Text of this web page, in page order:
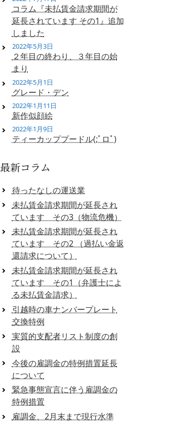
コラム『未払賃金請求期間が
延長されています その1』追加
しました
２年目の終わり、３年目の始
まり
2022年5月3日
グレード・デン
2022年5月1日
新作似顔絵
2022年1月11日
ティーカッププードル(;ﾟロﾟ)
2022年1月9日
最新コラム
待ったなしの運送業
未払賃金請求期間が延長され
ています その3（物流危機）
未払賃金請求期間が延長され
ています その2 （過払い金返
還請求について）
未払賃金請求期間が延長され
ています その1（弁護士によ
る未払賃金請求）
引越時の車ナンバープレート
交換特例
実質的支配者リスト制度の創
設
今後の雇調金の特例措置延長
について
緊急事態宣言に伴う雇調金の
特例措置
雇調金、2月末まで現行水準